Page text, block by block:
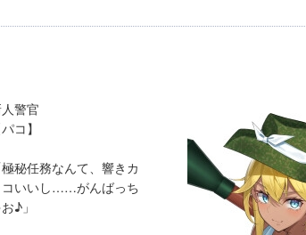
警官
パコ】
極秘任務なんて、響きカ
コいいし……がんばっち
♪」